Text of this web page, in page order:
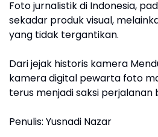
Foto jurnalistik di Indonesia,
sekadar produk visual,
yang tidak tergantikan.
Dari jejak historis kamera
kamera digital pewarta foto
terus menjadi saksi perjalanan
Penulis: Yusnadi Nazar